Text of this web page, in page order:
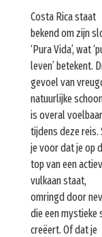
Costa Rica staat
bekend om zijn
‘Pura Vida’, wat
leven’ betekent.
gevoel van
natuurlijke
is overal voelbaar
tijdens deze reis.
je voor dat je op
top van een
vulkaan staat,
omringd door
die een mystieke
creëert. Of dat je